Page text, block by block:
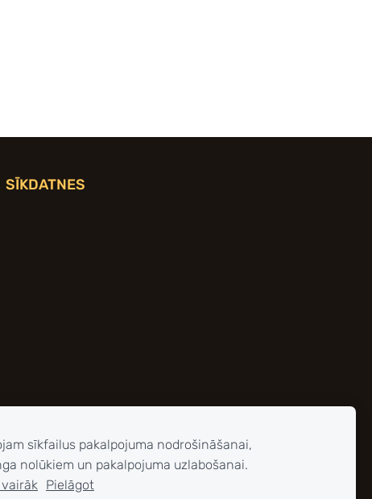
SĪKDATNES
sīkfailus pakalpojuma nodrošināšanai,
nolūkiem un pakalpojuma uzlabošanai.
Pielāgot